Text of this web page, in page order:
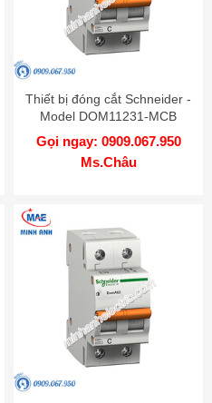
Thiết bị đóng cắt Schneider -
Model DOM11231-MCB
Gọi ngay: 0909.067.950
Ms.Châu